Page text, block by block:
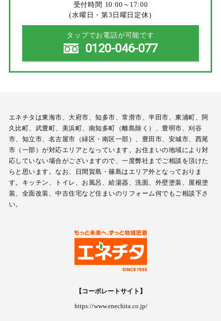
受付時間 10:00～17:00
(水曜日・第3日曜日定休)
タップでお電話が可能です
0120-046-077
エネチタは東海市、大府市、知多市、常滑市、半田市、東浦町、阿
久比町、武豊町、美浜町、南知多町（離島除く）、豊明市、刈谷
市、知立市、名古屋市（緑区・南区一部）、豊田市、安城市、西尾
市（一部）が対応エリアとなっています。お住まいの地域により対
応していない場合がございますので、一度弊社までご相談を頂けた
らと思います。なお、日間賀島・篠島はエリア外となっておりま
す。キッチン、トイレ、お風呂、給湯器、洗面、外壁塗装、屋根塗
装、全面改装、中古住宅など住まいのリフォーム何でもご相談下さ
い。
【コーポレートサイト】
https://www.enechita.co.jp/